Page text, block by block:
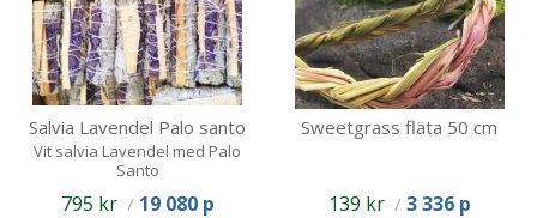
Salvia Lavendel Palo santo
10pack / 10-12cm ca 25
Vit salvia Lavendel med Palo
Santo
795 kr / 19 080 p
Sweetgrass fläta 50 cm
139 kr / 3 336 p